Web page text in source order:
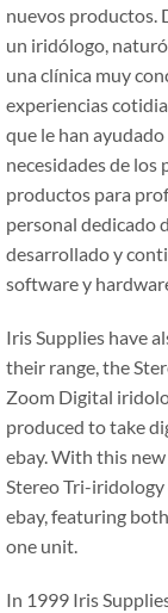
nuevos productos.
un iridólogo,
una clínica muy
experiencias
que le han
necesidades de
productos para
personal dedicado
desarrollado y
software y
Iris Supplies have
their range, the
Zoom Digital
produced to take
ebay. With this
Stereo Tri-iridology
ebay, featuring
one unit.
In 1999 Iris